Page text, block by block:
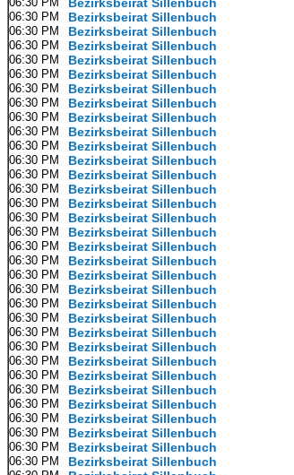
06:30 PM Bezirksbeirat Sillenbuch
06:30 PM Bezirksbeirat Sillenbuch
06:30 PM Bezirksbeirat Sillenbuch
06:30 PM Bezirksbeirat Sillenbuch
06:30 PM Bezirksbeirat Sillenbuch
06:30 PM Bezirksbeirat Sillenbuch
06:30 PM Bezirksbeirat Sillenbuch
06:30 PM Bezirksbeirat Sillenbuch
06:30 PM Bezirksbeirat Sillenbuch
06:30 PM Bezirksbeirat Sillenbuch
06:30 PM Bezirksbeirat Sillenbuch
06:30 PM Bezirksbeirat Sillenbuch
06:30 PM Bezirksbeirat Sillenbuch
06:30 PM Bezirksbeirat Sillenbuch
06:30 PM Bezirksbeirat Sillenbuch
06:30 PM Bezirksbeirat Sillenbuch
06:30 PM Bezirksbeirat Sillenbuch
06:30 PM Bezirksbeirat Sillenbuch
06:30 PM Bezirksbeirat Sillenbuch
06:30 PM Bezirksbeirat Sillenbuch
06:30 PM Bezirksbeirat Sillenbuch
06:30 PM Bezirksbeirat Sillenbuch
06:30 PM Bezirksbeirat Sillenbuch
06:30 PM Bezirksbeirat Sillenbuch
06:30 PM Bezirksbeirat Sillenbuch
06:30 PM Bezirksbeirat Sillenbuch
06:30 PM Bezirksbeirat Sillenbuch
06:30 PM Bezirksbeirat Sillenbuch
06:30 PM Bezirksbeirat Sillenbuch
06:30 PM Bezirksbeirat Sillenbuch
06:30 PM Bezirksbeirat Sillenbuch
06:30 PM Bezirksbeirat Sillenbuch